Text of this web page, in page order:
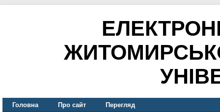
Головна Про сайт Перегляд